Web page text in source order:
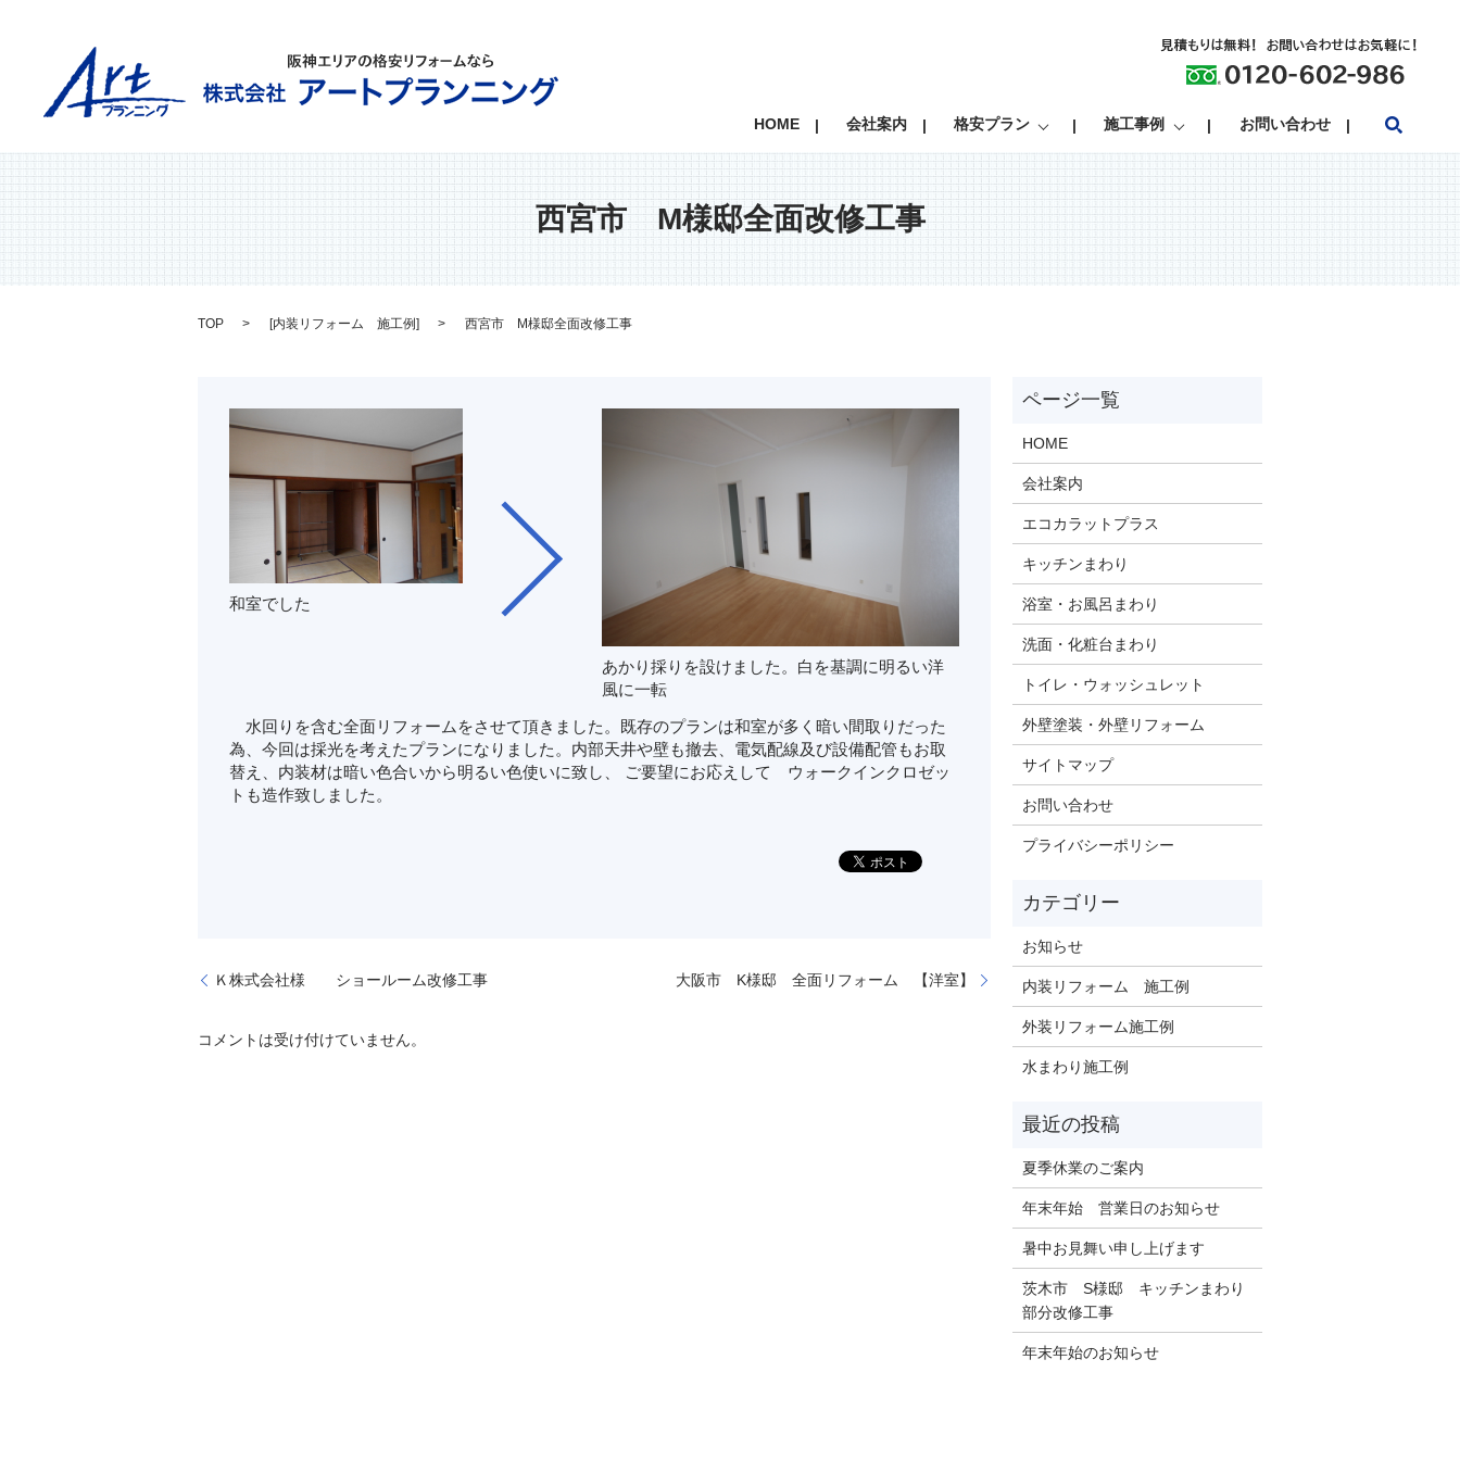
HOME 会社案内 格安プラン 施工事例 お問い合わせ
西宮市 M様邸全面改修工事
TOP [内装リフォーム 施工例] 西宮市 M様邸全面改修工事
和室でした
あかり採りを設けました。白を基調に明るい洋
風に一転
水回りを含む全面リフォームをさせて頂きました。既存のプランは和室が多く暗い間取りだった
為、今回は採光を考えたプランになりました。内部天井や壁も撤去、電気配線及び設備配管もお取
替え、内装材は暗い色合いから明るい色使いに致し、 ご要望にお応えして ウォークインクロゼッ
トも造作致しました。
Ｋ株式会社様 ショールーム改修工事 大阪市 K様邸 全面リフォーム 【洋室】
コメントは受け付けていません。
HOME
会社案内
エコカラットプラス
キッチンまわり
浴室・お風呂まわり
洗面・化粧台まわり
トイレ・ウォッシュレット
外壁塗装・外壁リフォーム
サイトマップ
お問い合わせ
プライバシーポリシー
お知らせ
内装リフォーム 施工例
外装リフォーム施工例
水まわり施工例
夏季休業のご案内
年末年始 営業日のお知らせ
暑中お見舞い申し上げます
茨木市 S様邸 キッチンまわり
部分改修工事
年末年始のお知らせ